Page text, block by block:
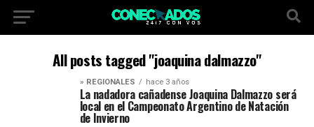
All posts tagged "joaquina dalmazzo"
» REGIONALES hace 3 años
La nadadora cañadense Joaquina Dalmazzo será
local en el Campeonato Argentino de Natación
de Invierno